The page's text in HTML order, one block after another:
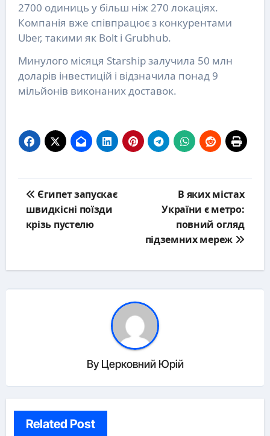
2700 одиниць у більш ніж 270 локаціях.
Компанія вже співпрацює з конкурентами
Uber, такими як Bolt і Grubhub.
Минулого місяця Starship залучила 50 млн
доларів інвестицій і відзначила понад 9
мільйонів виконаних доставок.
navigation
Єгипет запускає
швидкісні поїзди
крізь пустелю
В яких містах
України є метро:
повний огляд
підземних мереж
By Церковний Юрій
Related Post